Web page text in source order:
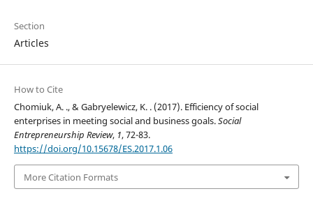
Section
Articles
How to Cite
Chomiuk, A. ., & Gabryelewicz, K. . (2017). Efficiency of social
enterprises in meeting social and business goals.Social
Entrepreneurship Review, 1, 72-83.
https://doi.org/10.15678/ES.2017.1.06
More Citation Formats